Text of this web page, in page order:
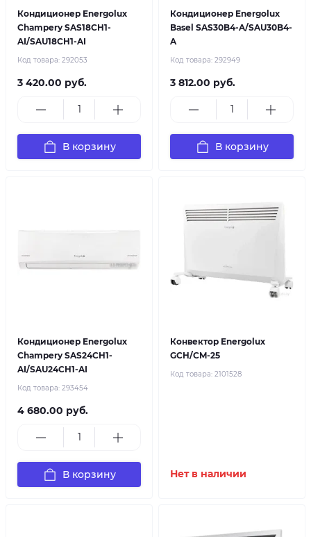
Кондиционер Energolux
Champery SAS18CH1-
AI/SAU18CH1-AI
Код товара: 292053
3 420.00 руб.
В корзину
Кондиционер Energolux
Basel SAS30B4-A/SAU30B4-
A
Код товара: 292949
3 812.00 руб.
В корзину
Кондиционер Energolux
Champery SAS24CH1-
AI/SAU24CH1-AI
Код товара: 293454
4 680.00 руб.
В корзину
Конвектор Energolux
GCH/CM-25
Код товара: 2101528
Нет в наличии